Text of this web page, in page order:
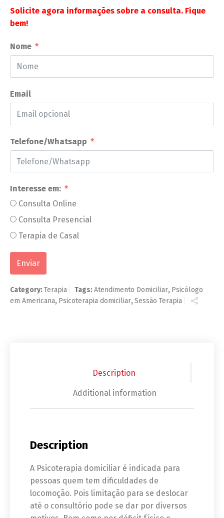
Solicite agora informações sobre a consulta. Fique
bem!
Nome
Email
Telefone/Whatsapp
Interesse em:
Consulta Online
Consulta Presencial
Terapia de Casal
Enviar
Category:Terapia Tags:Atendimento Domiciliar, Psicólogo
em Americana, Psicoterapia domiciliar,Sessão Terapia
Description
Additional information
Description
A Psicoterapia domiciliar é indicada para
pessoas quem tem dificuldades de
locomoção. Pois limitação para se deslocar
até o consultório pode se dar por diversos